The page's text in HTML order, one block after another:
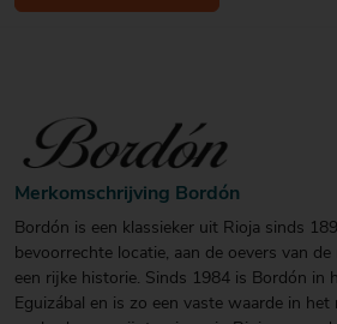
Merkomschrijving Bordón
Bordón is een klassieker uit Rioja sinds
bevoorrechte locatie, aan de oevers van
een rijke historie. Sinds 1984 is Bordón in
Eguizábal en is zo een vaste waarde in het